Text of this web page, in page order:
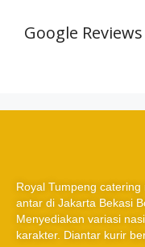
Google Reviews
Royal Tumpeng
antar di Jakarta Bekasi
Menyediakan variasi
karakter. Diantar kurir